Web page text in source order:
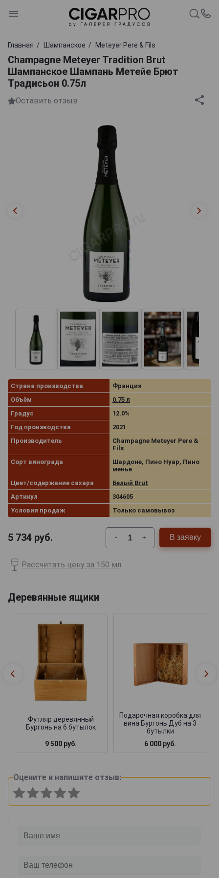
Главная Шампанское Meteyer Pere & Fils
Champagne Meteyer Tradition Brut
Шампанское Шампань Метейе Брют
Традисьон 0.75л
Оставить отзыв
Страна производства
Франция
Объём
0.75 л
Градус
12.0%
Год производства
2021
Производитель
Champagne Meteyer Pere &
Fils
Сорт винограда
Шардоне, Пино Нуар, Пино
менье
Цвет/содержание сахара
Белый Brut
Артикул
304605
Условия продаж
Только самовывоз
5 734 руб. - + В заявку
Рассчитать цену за 150 мл
Деревянные ящики
Футляр деревянный
Бургонь на 6 бутылок
9 500 руб.
Подарочная коробка для
вина Бургонь Дуб на 3
бутылки
6 000 руб.
Оцените и напишите отзыв: